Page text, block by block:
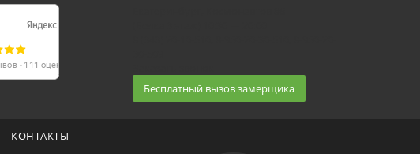
Бесплатный вызов замерщика
КОНТАКТЫ